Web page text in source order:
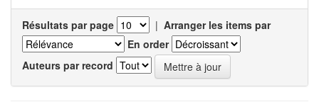
Résultats par page | Arranger les items par
En order
Auteurs par record